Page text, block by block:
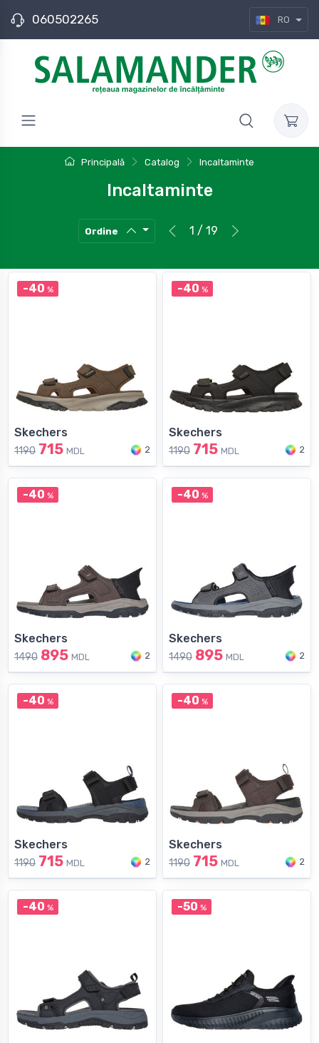
060502265 RO
Principală Catalog Incaltaminte
Incaltaminte
Ordine 1 / 19
-40 %
Skechers
1190 715 MDL 2
-40 %
Skechers
1190 715 MDL 2
-40 %
Skechers
1490 895 MDL 2
-40 %
Skechers
1490 895 MDL 2
-40 %
Skechers
1190 715 MDL 2
-40 %
Skechers
1190 715 MDL 2
-40 % -50 %